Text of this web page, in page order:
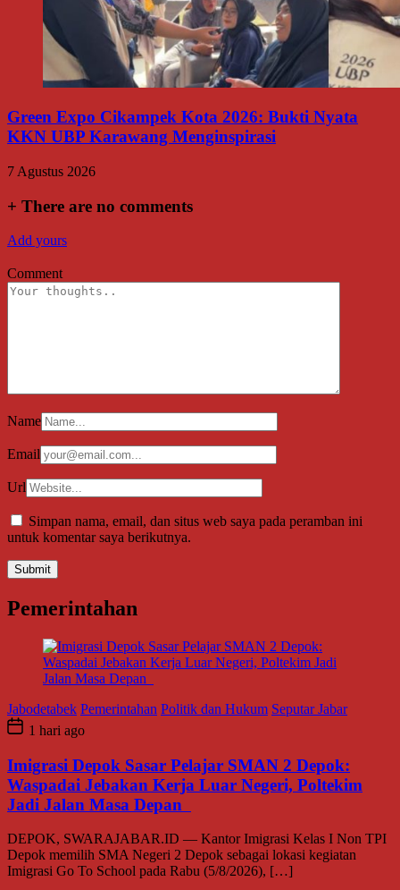
Green Expo Cikampek Kota 2026: Bukti Nyata
KKN UBP Karawang Menginspirasi
7 Agustus 2026
+ There are no comments
Add yours
Comment
Name
Email
Url
Simpan nama, email, dan situs web saya pada peramban ini
untuk komentar saya berikutnya.
Pemerintahan
Jabodetabek Pemerintahan Politik dan Hukum Seputar Jabar
1 hari ago
Imigrasi Depok Sasar Pelajar SMAN 2 Depok:
Waspadai Jebakan Kerja Luar Negeri, Poltekim
Jadi Jalan Masa Depan
DEPOK, SWARAJABAR.ID — Kantor Imigrasi Kelas I Non TPI
Depok memilih SMA Negeri 2 Depok sebagai lokasi kegiatan
Imigrasi Go To School pada Rabu (5/8/2026), […]